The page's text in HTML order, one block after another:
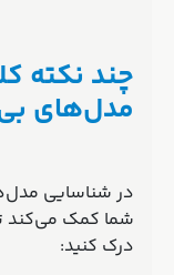
چند نکته
مدل‌های
در شناسایی
شما کمک می‌کند
درک کنید: